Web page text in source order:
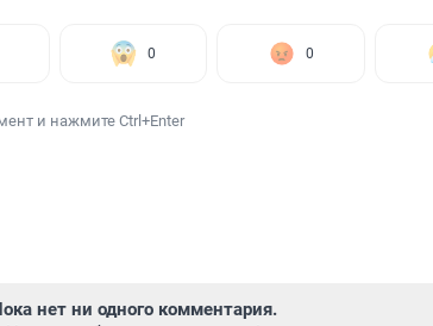
0 0
и нажмите Ctrl+Enter
нет ни одного комментария.